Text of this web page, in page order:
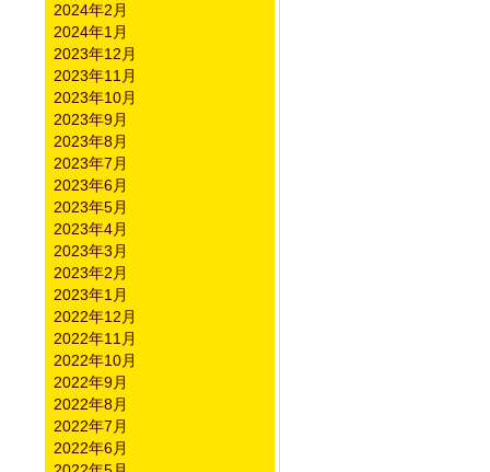
2024年2月
2024年1月
2023年12月
2023年11月
2023年10月
2023年9月
2023年8月
2023年7月
2023年6月
2023年5月
2023年4月
2023年3月
2023年2月
2023年1月
2022年12月
2022年11月
2022年10月
2022年9月
2022年8月
2022年7月
2022年6月